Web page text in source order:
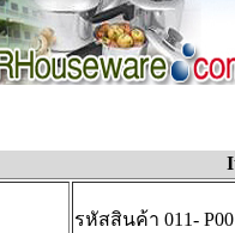
รหัสสินค้า 011-